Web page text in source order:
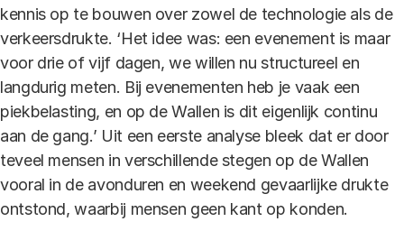
kennis op te bouwen over zowel de technologie als de
verkeersdrukte. ‘Het idee was: een evenement is maar
voor drie of vijf dagen, we willen nu structureel en
langdurig meten. Bij evenementen heb je vaak een
piekbelasting, en op de Wallen is dit eigenlijk continu
aan de gang.’ Uit een eerste analyse bleek dat er door
teveel mensen in verschillende stegen op de Wallen
vooral in de avonduren en weekend gevaarlijke drukte
ontstond, waarbij mensen geen kant op konden.